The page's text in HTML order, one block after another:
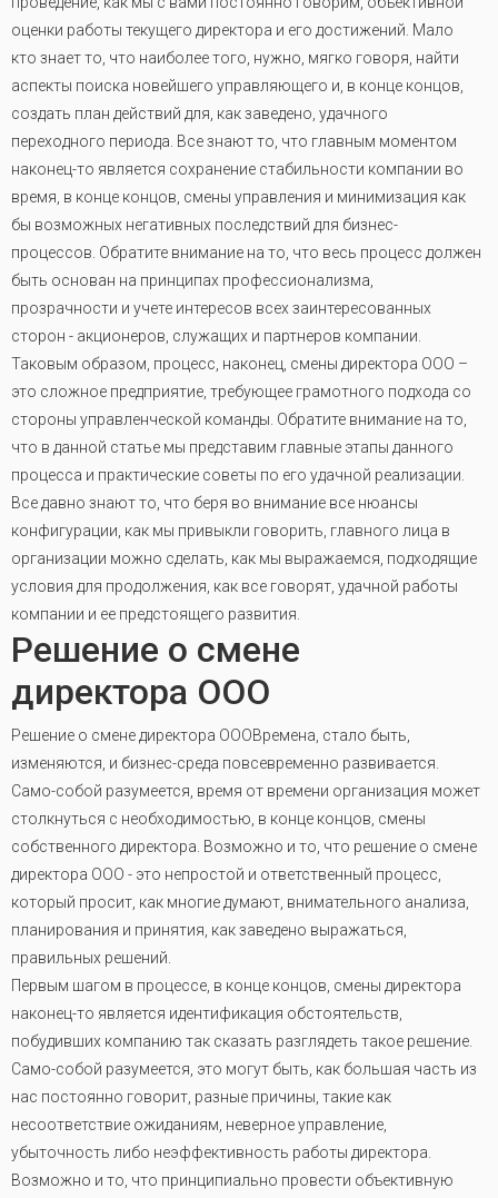
оценки работы текущего директора и его достижений. Мало
кто знает то, что наиболее того, нужно, мягко говоря, найти
аспекты поиска новейшего управляющего и, в конце концов,
создать план действий для, как заведено, удачного
переходного периода. Все знают то, что главным моментом
наконец-то является сохранение стабильности компании во
время, в конце концов, смены управления и минимизация как
бы возможных негативных последствий для бизнес-
процессов. Обратите внимание на то, что весь процесс должен
быть основан на принципах профессионализма,
прозрачности и учете интересов всех заинтересованных
сторон - акционеров, служащих и партнеров компании.
Таковым образом, процесс, наконец, смены директора ООО –
это сложное предприятие, требующее грамотного подхода со
стороны управленческой команды. Обратите внимание на то,
что в данной статье мы представим главные этапы данного
процесса и практические советы по его удачной реализации.
Все давно знают то, что беря во внимание все нюансы
конфигурации, как мы привыкли говорить, главного лица в
организации можно сделать, как мы выражаемся, подходящие
условия для продолжения, как все говорят, удачной работы
компании и ее предстоящего развития.
Решение о смене
директора ООО
Решение о смене директора ОООВремена, стало быть,
изменяются, и бизнес-среда повсевременно развивается.
Само-собой разумеется, время от времени организация может
столкнуться с необходимостью, в конце концов, смены
собственного директора. Возможно и то, что решение о смене
директора ООО - это непростой и ответственный процесс,
который просит, как многие думают, внимательного анализа,
планирования и принятия, как заведено выражаться,
правильных решений.
Первым шагом в процессе, в конце концов, смены директора
наконец-то является идентификация обстоятельств,
побудивших компанию так сказать разглядеть такое решение.
Само-собой разумеется, это могут быть, как большая часть из
нас постоянно говорит, разные причины, такие как
несоответствие ожиданиям, неверное управление,
убыточность либо неэффективность работы директора.
Возможно и то, что принципиально провести объективную